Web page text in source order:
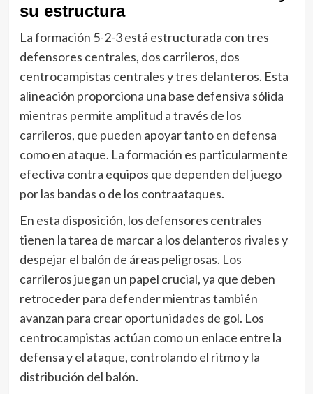
su estructura
La formación 5-2-3 está estructurada con tres
defensores centrales, dos carrileros, dos
centrocampistas centrales y tres delanteros. Esta
alineación proporciona una base defensiva sólida
mientras permite amplitud a través de los
carrileros, que pueden apoyar tanto en defensa
como en ataque. La formación es particularmente
efectiva contra equipos que dependen del juego
por las bandas o de los contraataques.
En esta disposición, los defensores centrales
tienen la tarea de marcar a los delanteros rivales y
despejar el balón de áreas peligrosas. Los
carrileros juegan un papel crucial, ya que deben
retroceder para defender mientras también
avanzan para crear oportunidades de gol. Los
centrocampistas actúan como un enlace entre la
defensa y el ataque, controlando el ritmo y la
distribución del balón.